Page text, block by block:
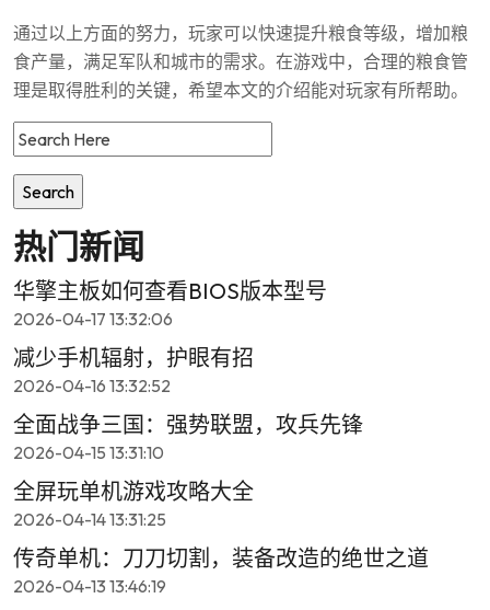
通过以上方面的努力，玩家可以快速提升粮食等级，增加粮
食产量，满足军队和城市的需求。在游戏中，合理的粮食管
理是取得胜利的关键，希望本文的介绍能对玩家有所帮助。
热门新闻
华擎主板如何查看BIOS版本型号
2026-04-17 13:32:06
减少手机辐射，护眼有招
2026-04-16 13:32:52
全面战争三国：强势联盟，攻兵先锋
2026-04-15 13:31:10
全屏玩单机游戏攻略大全
2026-04-14 13:31:25
传奇单机：刀刀切割，装备改造的绝世之道
2026-04-13 13:46:19